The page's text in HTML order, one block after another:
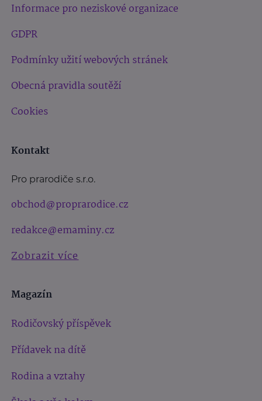
Informace pro neziskové organizace
GDPR
Podmínky užití webových stránek
Obecná pravidla soutěží
Cookies
Kontakt
Pro prarodiče s.r.o.
obchod@proprarodice.cz
redakce@emaminy.cz
Zobrazit více
Magazín
Rodičovský příspěvek
Přídavek na dítě
Rodina a vztahy